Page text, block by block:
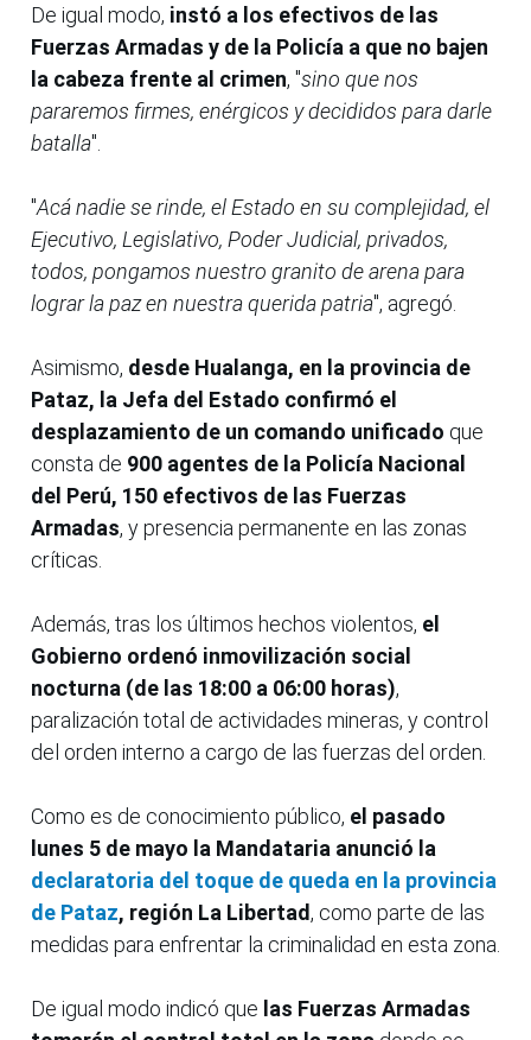
De igual modo, instó a los efectivos de las
Fuerzas Armadas y de la Policía a que no bajen
la cabeza frente al crimen, "sino que nos
pararemos firmes, enérgicos y decididos para darle
batalla".
"Acá nadie se rinde, el Estado en su complejidad, el
Ejecutivo, Legislativo, Poder Judicial, privados,
todos, pongamos nuestro granito de arena para
lograr la paz en nuestra querida patria", agregó.
Asimismo, desde Hualanga, en la provincia de
Pataz, la Jefa del Estado confirmó el
desplazamiento de un comando unificado que
consta de 900 agentes de la Policía Nacional
del Perú, 150 efectivos de las Fuerzas
Armadas, y presencia permanente en las zonas
críticas.
Además, tras los últimos hechos violentos, el
Gobierno ordenó inmovilización social
nocturna (de las 18:00 a 06:00 horas),
paralización total de actividades mineras, y control
del orden interno a cargo de las fuerzas del orden.
Como es de conocimiento público, el pasado
lunes 5 de mayo la Mandataria anunció la
declaratoria del toque de queda en la provincia
de Pataz, región La Libertad, como parte de las
medidas para enfrentar la criminalidad en esta zona.
De igual modo indicó que las Fuerzas Armadas